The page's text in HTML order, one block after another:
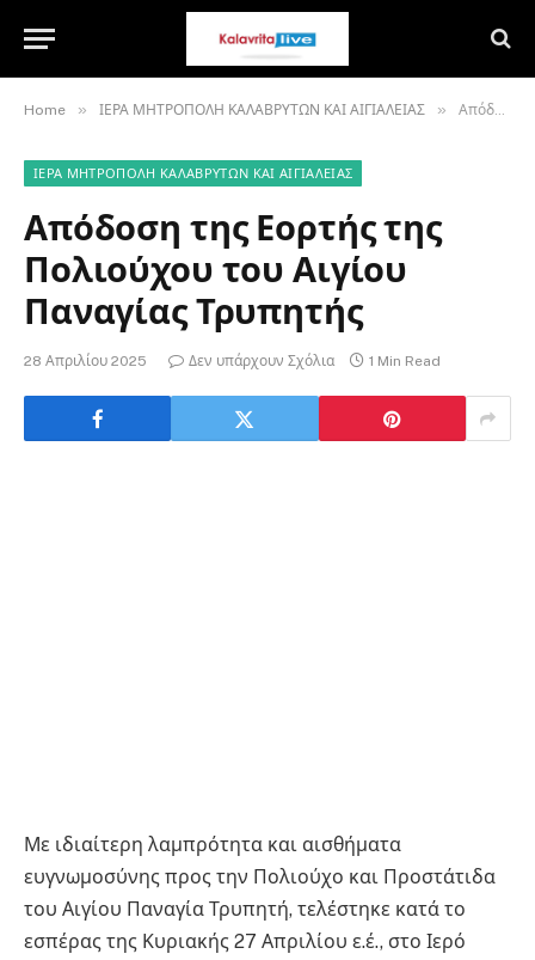
Home » ΙΕΡΑ ΜΗΤΡΟΠΟΛΗ ΚΑΛΑΒΡΥΤΩΝ ΚΑΙ ΑΙΓΙΑΛΕΙΑΣ » Απόδοση της Εορτής της Πολιούχου του Αιγίου Παναγίας Τρυπητής
ΙΕΡΑ ΜΗΤΡΟΠΟΛΗ ΚΑΛΑΒΡΥΤΩΝ ΚΑΙ ΑΙΓΙΑΛΕΙΑΣ
Απόδοση της Εορτής της
Πολιούχου του Αιγίου
Παναγίας Τρυπητής
28 Απριλίου 2025 Δεν υπάρχουν Σχόλια 1 Min Read
Με ιδιαίτερη λαμπρότητα και αισθήματα
ευγνωμοσύνης προς την Πολιούχο και Προστάτιδα
του Αιγίου Παναγία Τρυπητή, τελέστηκε κατά το
εσπέρας της Κυριακής 27 Απριλίου ε.έ., στο Ιερό